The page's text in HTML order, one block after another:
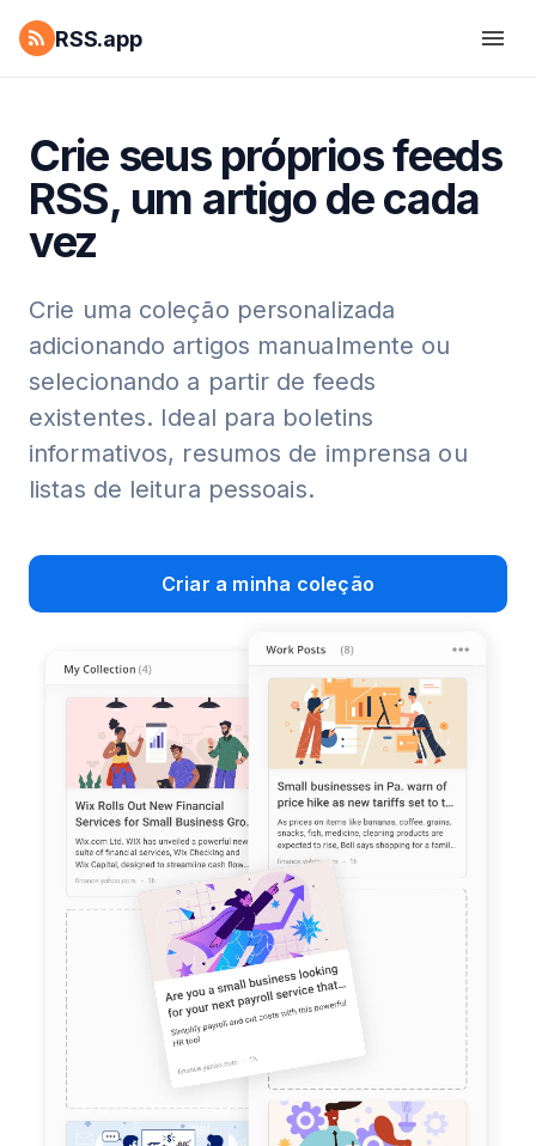
RSS.app
Crie seus próprios feeds
RSS, um artigo de cada
vez
Crie uma coleção personalizada
adicionando artigos manualmente ou
selecionando a partir de feeds
existentes. Ideal para boletins
informativos, resumos de imprensa ou
listas de leitura pessoais.
Criar a minha coleção